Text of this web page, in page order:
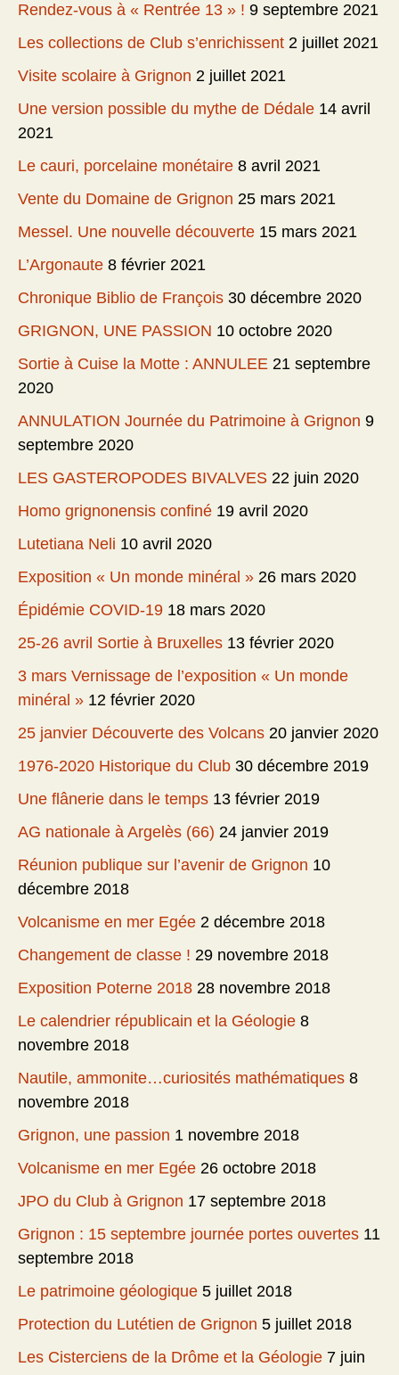
Rendez-vous à « Rentrée 13 » ! 9 septembre 2021
Les collections de Club s’enrichissent 2 juillet 2021
Visite scolaire à Grignon 2 juillet 2021
Une version possible du mythe de Dédale 14 avril
2021
Le cauri, porcelaine monétaire 8 avril 2021
Vente du Domaine de Grignon 25 mars 2021
Messel. Une nouvelle découverte 15 mars 2021
L’Argonaute 8 février 2021
Chronique Biblio de François 30 décembre 2020
GRIGNON, UNE PASSION 10 octobre 2020
Sortie à Cuise la Motte : ANNULEE 21 septembre
2020
ANNULATION Journée du Patrimoine à Grignon 9
septembre 2020
LES GASTEROPODES BIVALVES 22 juin 2020
Homo grignonensis confiné 19 avril 2020
Lutetiana Neli 10 avril 2020
Exposition « Un monde minéral » 26 mars 2020
Épidémie COVID-19 18 mars 2020
25-26 avril Sortie à Bruxelles 13 février 2020
3 mars Vernissage de l’exposition « Un monde
minéral » 12 février 2020
25 janvier Découverte des Volcans 20 janvier 2020
1976-2020 Historique du Club 30 décembre 2019
Une flânerie dans le temps 13 février 2019
AG nationale à Argelès (66) 24 janvier 2019
Réunion publique sur l’avenir de Grignon 10
décembre 2018
Volcanisme en mer Egée 2 décembre 2018
Changement de classe ! 29 novembre 2018
Exposition Poterne 2018 28 novembre 2018
Le calendrier républicain et la Géologie 8
novembre 2018
Nautile, ammonite…curiosités mathématiques 8
novembre 2018
Grignon, une passion 1 novembre 2018
Volcanisme en mer Egée 26 octobre 2018
JPO du Club à Grignon 17 septembre 2018
Grignon : 15 septembre journée portes ouvertes 11
septembre 2018
Le patrimoine géologique 5 juillet 2018
Protection du Lutétien de Grignon 5 juillet 2018
Les Cisterciens de la Drôme et la Géologie 7 juin